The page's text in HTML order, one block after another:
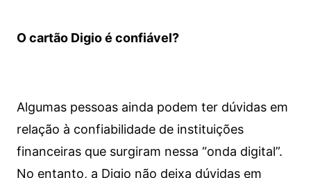
O cartão Digio é confiável?
Algumas pessoas ainda podem ter dúvidas em
relação à confiabilidade de instituições
financeiras que surgiram nessa “onda digital”.
No entanto, a Digio não deixa dúvidas em